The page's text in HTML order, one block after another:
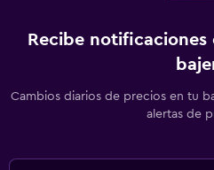
Recibe
Cambios diarios de precios en tu
alertas de